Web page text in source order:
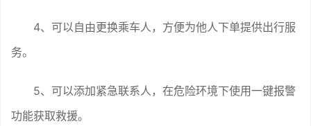
4、可以自由更换乘车人，方便为他人下单提供出行服
务。
5、可以添加紧急联系人，在危险环境下使用一键报警
功能获取救援。